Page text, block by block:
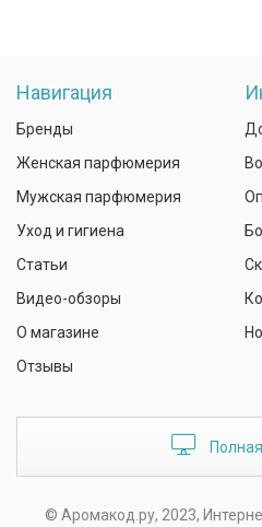
Навигация
Бренды
Женская парфюмерия
Мужская парфюмерия
Уход и гигиена
Статьи
Видео-обзоры
О магазине
Отзывы
© Аромакод.ру, 2023,